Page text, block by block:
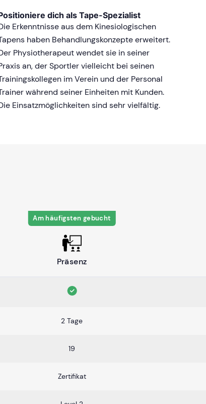
dich als Tape-Spezialist
Erkenntnisse aus dem Kinesiologischen
haben Behandlungskonzepte erweitert.
Physiotherapeut wendet sie in seiner
an, der Sportler vielleicht bei seinen
im Verein und der Personal
während seiner Einheiten mit Kunden.
Einsatzmöglichkeiten sind sehr vielfältig.
Präsenz
Am häufigsten gebucht
2 Tage
19
Zertifikat